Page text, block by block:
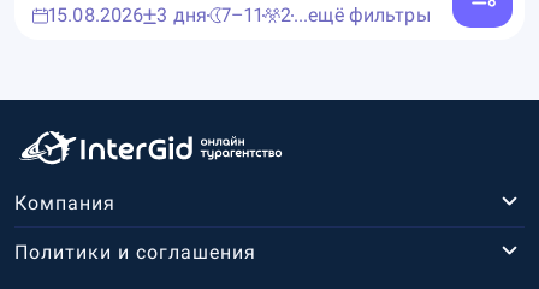
15.08.2026 3 дня 7–11 2...ещё фильтры
Компания
Политики и соглашения